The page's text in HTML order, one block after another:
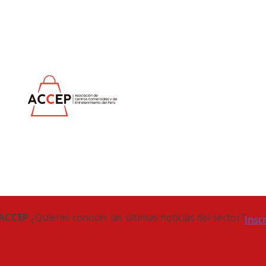
¿Quieres conocer las últimas noticias del sector?